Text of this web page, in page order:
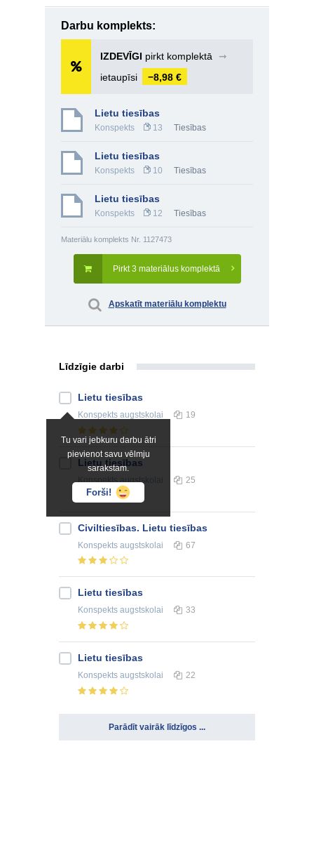
Darbu komplekts:
IZDEVĪGI pirkt komplektā
➞
ietaupīsi
−8,98 €
Lietu tiesības
Konspekts 13 Tiesības
Lietu tiesības
Konspekts 10 Tiesības
Lietu tiesības
Konspekts 12 Tiesības
Materiālu komplekts Nr. 1127473
Pirkt 3 materiālus komplektā
Apskatīt materiālu komplektu
Līdzīgie darbi
Tu vari jebkuru darbu ātri
pievienot savu vēlmju
sarakstam.
Forši!
Lietu tiesības
Konspekts augstskolai 19
Lietu tiesības
Konspektsaugstskolai 25
Civiltiesības. Lietu tiesības
Konspekts augstskolai 67
Lietu tiesības
Konspekts augstskolai 33
Lietu tiesības
Konspekts augstskolai 22
Parādīt vairāk līdzīgos ...